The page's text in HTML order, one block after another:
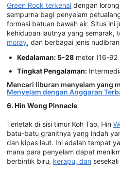
Green Rock terkenal dengan
sempurna bagi penyelam
formasi batuan bawah air. Situs ini
kehidupan lautnya yang semarak,
moray, dan berbagai jenis
Kedalaman: 5-28 meter (16-92
Tingkat Pengalaman:
Mencari liburan menyelam yang
Menyelam dengan Anggaran
6. Hin Wong Pinnacle
Terletak di sisi timur Koh Tao, Hin
batu-batu granitnya yang indah
dan kipas laut. Ini adalah tempat
mana para penyelam dapat
berbintik biru, kerapu, dan